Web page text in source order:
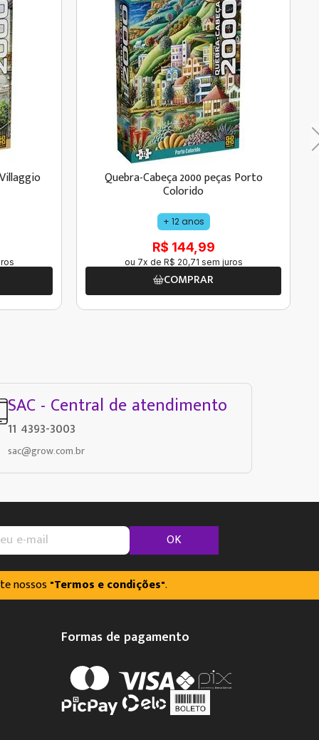
Quebra-Cabeça 2000 peças Porto
Colorido
+ 12 anos
R$ 144,99
ou 7x de R$ 20,71 sem juros
COMPRAR
SAC - Central de atendimento
11 4393-3003
sac@grow.com.br
OK
nossos "Termos e condições".
Formas de pagamento